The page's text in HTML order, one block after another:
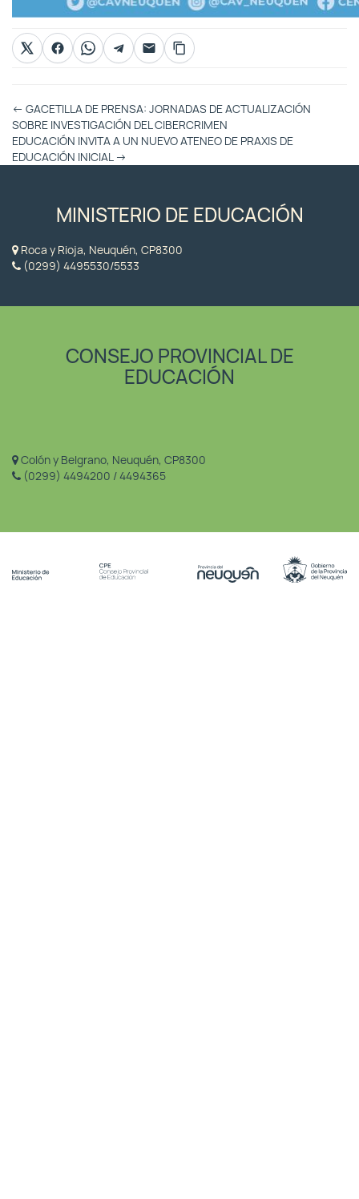
Otras
Entradas
← GACETILLA DE PRENSA: JORNADAS DE ACTUALIZACIÓN
SOBRE INVESTIGACIÓN DEL CIBERCRIMEN
EDUCACIÓN INVITA A UN NUEVO ATENEO DE PRAXIS DE
EDUCACIÓN INICIAL →
MINISTERIO DE EDUCACIÓN
Roca y Rioja, Neuquén, CP8300
(0299) 4495530/5533
CONSEJO PROVINCIAL DE
EDUCACIÓN
Colón y Belgrano, Neuquén, CP8300
(0299) 4494200 / 4494365